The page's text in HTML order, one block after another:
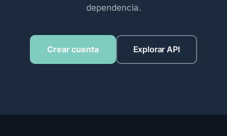
dependencia.
Crear cuenta Explorar API